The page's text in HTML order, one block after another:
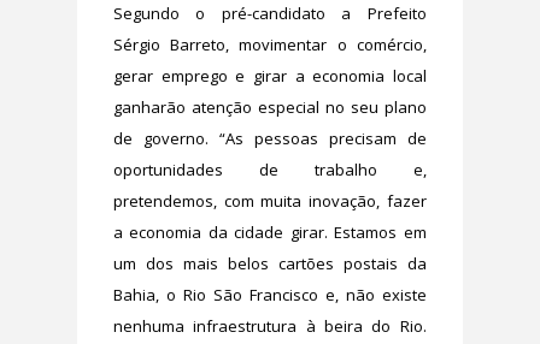
Segundo o pré-candidato a Prefeito
Sérgio Barreto, movimentar o comércio,
gerar emprego e girar a economia local
ganharão atenção especial no seu plano
de governo. “As pessoas precisam de
oportunidades de trabalho e,
pretendemos, com muita inovação, fazer
a economia da cidade girar. Estamos em
um dos mais belos cartões postais da
Bahia, o Rio São Francisco e, não existe
nenhuma infraestrutura à beira do Rio.